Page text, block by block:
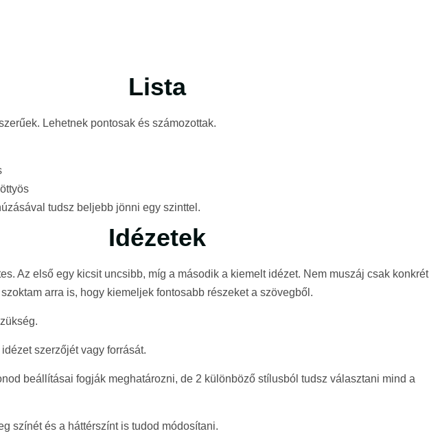
Lista
Lehetnek pontosak és számozottak.
tudsz beljebb jönni egy szinttel.
Idézetek
Az első egy kicsit uncsibb, míg a második a kiemelt idézet. Nem muszáj csak konkrét
arra is, hogy kiemeljek fontosabb részeket a szövegből.
szerzőjét vagy forrását.
beállításai fogják meghatározni, de 2 különböző stílusból tudsz választani mind a
színét és a háttérszínt is tudod módosítani.